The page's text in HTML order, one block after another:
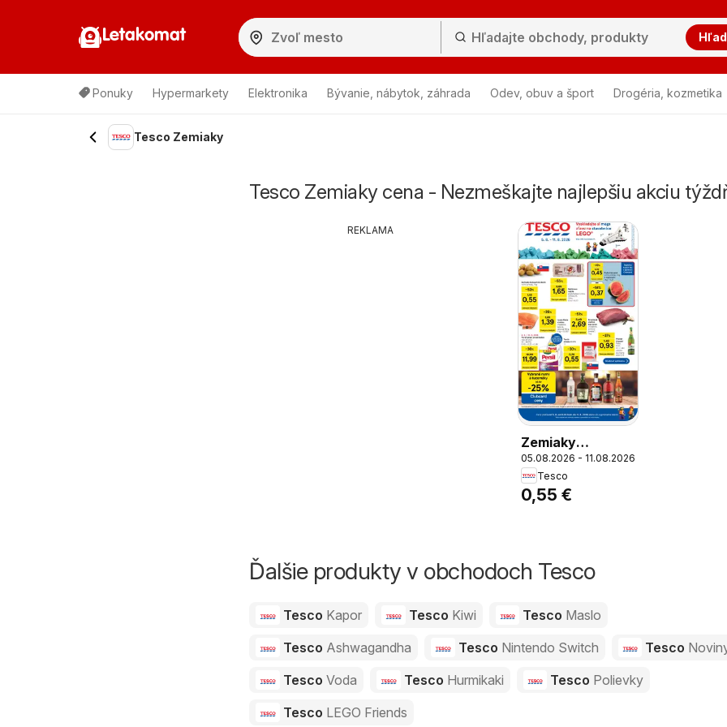
Letakomat
Ponuky Hypermarkety Elektronika Bývanie, nábytok, záhrada Odev, obuv a šport Drogéria, kozmetika
Tesco Zemiaky
Tesco Zemiaky cena - Nezmeškajte najlepšiu akciu
REKLAMA
Zemiaky
konzumné skoré,
Zemiaky
konzumné skoré
05.08.2026 - 11.08.2026
Tesco
0,55 €
Ďalšie produkty v obchodoch Tesco
Tesco Kapor Tesco Kiwi Tesco Maslo
Tesco Ashwagandha Tesco Nintendo Switch Tesco
Tesco Voda Tesco Hurmikaki Tesco Polievky
Tesco LEGO Friends